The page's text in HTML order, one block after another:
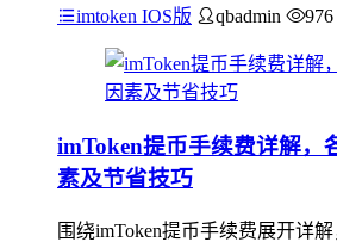
imtoken IOS版 qbadmin 976
imToken提币手续费详解，
素及节省技巧
围绕imToken提币手续费展开详